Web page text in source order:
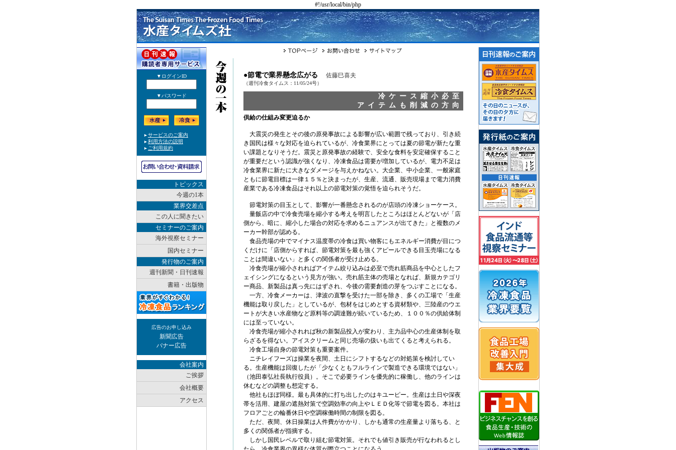
#!/usr/local/bin/php
トピックス
今週の1本
業界交差点
この人に聞きたい
セミナーのご案内
海外視察セミナー
国内セミナー
発行物のご案内
週刊新聞・日刊速報
書籍・出版物
広告のお申し込み
新聞広告
バナー広告
会社案内
ご挨拶
会社概要
アクセス
●節電で業界懸念広がる 佐藤巳喜夫
（週刊冷食タイムス：11/05/24号）
冷ケース縮小必至
アイテムも削減の方向
供給の仕組み変更迫るか
大震災の発生とその後の原発事故による影響が広い範囲で残っており、引き続
き国民は様々な対応を迫られているが、冷食業界にとっては夏の節電が新たな重
い課題となりそうだ。震災と原発事故の経験で、安全な食料を安定確保すること
が重要だという認識が強くなり、冷凍食品は需要が増加しているが、電力不足は
冷食業界に新たに大きなダメージを与えかねない。大企業、中小企業、一般家庭
ともに節電目標は一律１５％と決まったが、生産、流通、販売現場まで電力消費
産業である冷凍食品はそれ以上の節電対策の覚悟を迫られそうだ。
節電対策の目玉として、影響が一番懸念されるのが店頭の冷凍ショーケース。
量飯店の中で冷食売場を縮小する考えを明言したところはほとんどないが「店
側から、暗に、縮小した場合の対応を求めるニュアンスが出てきた」と複数のメ
ーカー幹部が認める。
食品売場の中でマイナス温度帯の冷食は買い物客にもエネルギー消費が目につ
くだけに「店側からすれば、節電対策を最も強くアピールできる目玉売場になる
ことは間違いない」と多くの関係者が受け止める。
冷食売場が縮小されればアイテム絞り込みは必至で売れ筋商品を中心としたフ
ェイシングになるという見方が強い。売れ筋主体の売場となれば、新規カテゴリ
ー商品、新製品は真っ先にはずされ、今後の需要創造の芽をつぶすことになる。
一方、冷食メーカーは、津波の直撃を受けた一部を除き、多くの工場で「生産
機能は取り戻した」としているが、包材をはじめとする資材類や、三陸産のウエ
ートが大きい水産物など原料等の調達難が続いているため、１００％の供給体制
には至っていない。
冷食売場が縮小されれば秋の新製品投入が変わり、主力品中心の生産体制を取
らざるを得ない。アイスクリームと同じ売場の扱いも出てくると考えられる。
冷食工場自身の節電対策も重要案件。
ニチレイフーズは操業を夜間、土日にシフトするなどの対処策を検討してい
る。生産機能は回復したが「少なくともフルラインで製造できる環境ではない」
（池田泰弘社長執行役員）。そこで必要ラインを優先的に稼働し、他のラインは
休むなどの調整も想定する。
他社もほぼ同様。最も具体的に打ち出したのはキユーピー。生産は土日や深夜
帯を活用、建屋の遮熱対策で空調効率の向上やＬＥＤ化等で節電を図る。本社は
フロアごとの輪番休日や空調稼働時間の制限を図る。
ただ、夜間、休日操業は人件費がかかり、しかも通常の生産量より落ちる、と
多くの関係者が指摘する。
しかし国民レベルで取り組む節電対策。それでも値引き販売が行なわれるとし